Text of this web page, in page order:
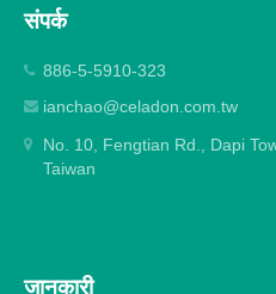
संपर्क
886-5-5910-323
ianchao@celadon.com.tw
No. 10, Fengtian Rd., Dapi
Taiwan
जानकारी